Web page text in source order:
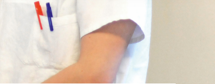
wir
starten/stoppen